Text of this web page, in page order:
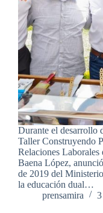
Durante el desarrollo
Taller Construyendo
Relaciones
Baena López,
de 2019 del
la educación dual…
prensamira